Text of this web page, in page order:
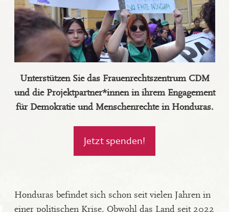
Unterstützen Sie das Frauenrechtszentrum CDM
und die Projektpartner*innen in ihrem Engagement
für Demokratie und Menschenrechte in Honduras.
Jetzt spenden!
Honduras befindet sich schon seit vielen Jahren in
einer politischen Krise. Obwohl das Land seit 2022